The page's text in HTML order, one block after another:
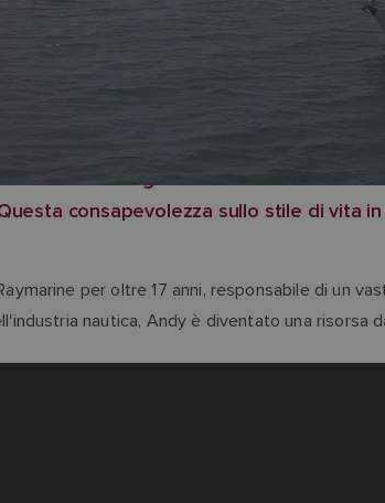
bene le esigenze e i desideri di chi
consapevolezza sullo stile di vita
per oltre 17 anni, responsabile di un
nautica, Andy è diventato una risorsa